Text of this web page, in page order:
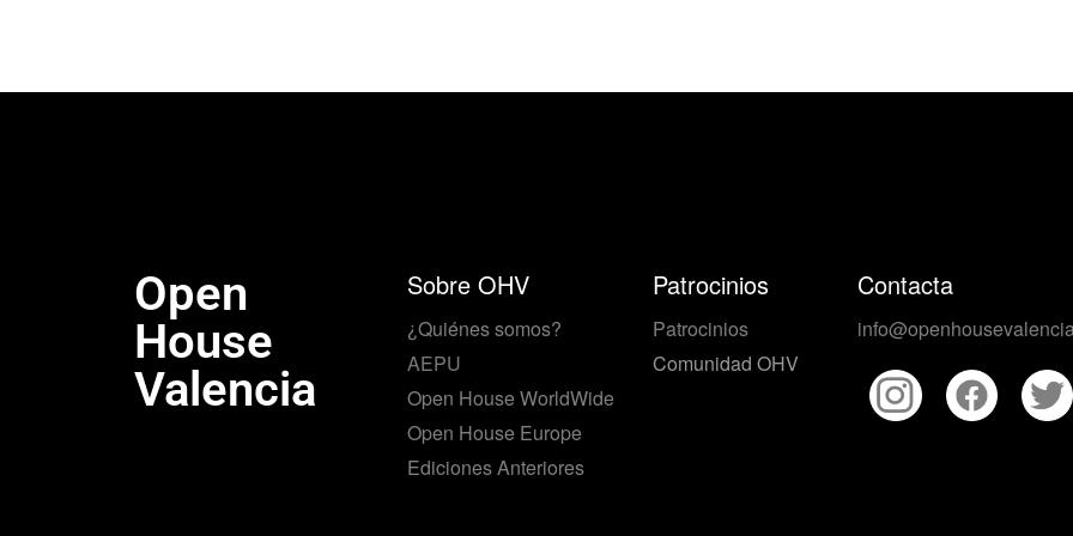
Open
House
Valencia
Sobre OHV
¿Quiénes somos?
AEPU
Open House WorldWide
Open House Europe
Ediciones Anteriores
Patrocinios
Patrocinios
Comunidad OHV
Contacta